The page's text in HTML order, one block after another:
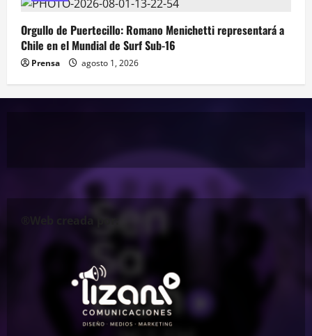
Orgullo de Puertecillo: Romano Menichetti representará a
Chile en el Mundial de Surf Sub-16
Prensa agosto 1, 2026
®Web creada por: